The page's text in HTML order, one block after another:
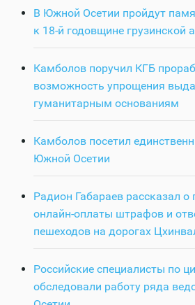
В Южной Осетии пройдут
к 18-й годовщине грузинской
Камболов поручил КГБ
возможность упрощения
гуманитарным основаниям
Камболов посетил
Южной Осетии
Радион Габараев рассказал о
онлайн-оплаты штрафов и
пешеходов на дорогах
Российские специалисты по
обследовали работу ряда